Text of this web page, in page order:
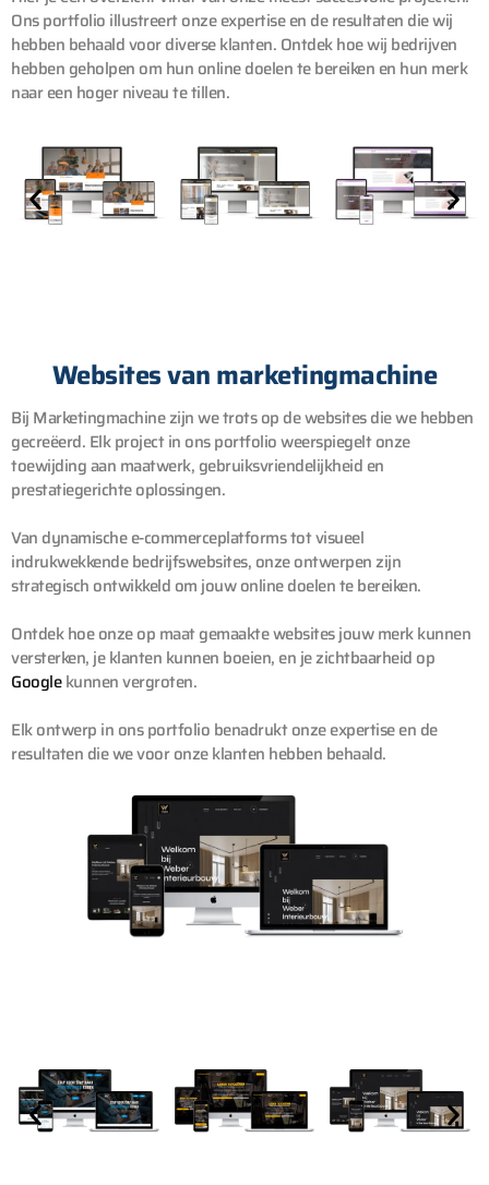
Ons portfolio illustreert onze expertise en de resultaten die wij
hebben behaald voor diverse klanten. Ontdek hoe wij bedrijven
hebben geholpen om hun online doelen te bereiken en hun merk
naar een hoger niveau te tillen.
Websites van marketingmachine
Bij Marketingmachine zijn we trots op de websites die we hebben
gecreëerd. Elk project in ons portfolio weerspiegelt onze
toewijding aan maatwerk, gebruiksvriendelijkheid en
prestatiegerichte oplossingen.
Van dynamische e-commerceplatforms tot visueel
indrukwekkende bedrijfswebsites, onze ontwerpen zijn
strategisch ontwikkeld om jouw online doelen te bereiken.
Ontdek hoe onze op maat gemaakte websites jouw merk kunnen
versterken, je klanten kunnen boeien, en je zichtbaarheid op
Googlekunnen vergroten.
Elk ontwerp in ons portfolio benadrukt onze expertise en de
resultaten die we voor onze klanten hebben behaald.